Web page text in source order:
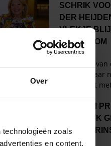
Over
zoals
en content,